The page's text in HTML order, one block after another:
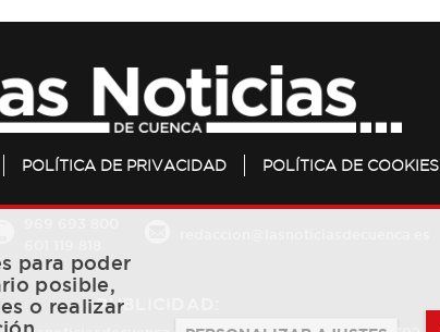
POLÍTICA DE PRIVACIDAD POLÍTICA DE COOKIES
PUBLICIDAD:
para poder
posible,
o realizar